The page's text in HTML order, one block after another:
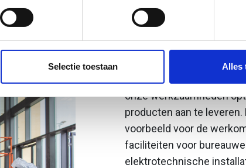
in de Cookieverklaring.
informatie over uw gebruik van onze site met onze
kunnen deze gegevens combineren met andere
Selectie toestaan Alles
Oosterberg en Niedax,
Rietveld: "Als klant heb
logistieke zaken regelen
onze werkzaamheden
producten aan te
voorbeeld voor de
faciliteiten voor
elektrotechnische